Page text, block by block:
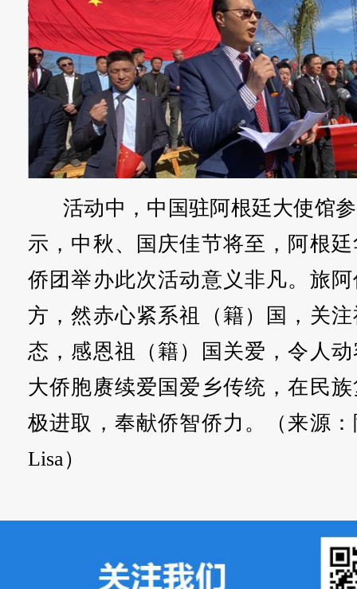
活动中，中国驻阿根廷大使馆
示，中秋、国庆佳节将至，阿根
侨团举办此次活动意义非凡。旅
方，然赤心紧系祖（籍）国，关
态，感恩祖（籍）国关爱，令人
大侨胞赓续爱国爱乡传统，在民
极进取，奉献侨智侨力。（来源
Lisa）